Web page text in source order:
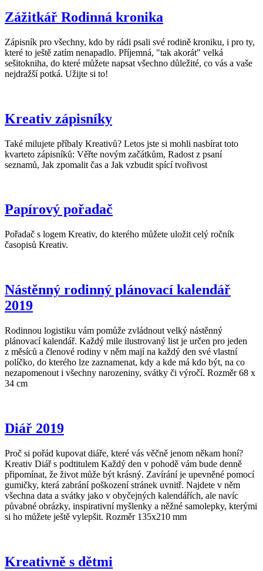
Zážitkář Rodinná kronika
Zápisník pro všechny, kdo by rádi psali své rodině kroniku, i pro ty,
které to ještě zatím nenapadlo. Příjemná, "tak akorát" velká
sešitokniha, do které můžete napsat všechno důležité, co vás a vaše
nejdražší potká. Užijte si to!
Kreativ zápisníky
Také milujete příbaly Kreativů? Letos jste si mohli nasbírat toto
kvarteto zápisníků: Věřte novým začátkům, Radost z psaní
seznamů, Jak zpomalit čas a Jak vzbudit spící tvořivost
Papírový pořadač
Pořadač s logem Kreativ, do kterého můžete uložit celý ročník
časopisů Kreativ.
Nástěnný rodinný plánovací kalendář
2019
Rodinnou logistiku vám pomůže zvládnout velký nástěnný
plánovací kalendář. Každý mile ilustrovaný list je určen pro jeden
z měsíců a členové rodiny v něm mají na každý den své vlastní
políčko, do kterého lze zaznamenat, kdy a kde má kdo být, na co
nezapomenout i všechny narozeniny, svátky či výročí. Rozměr 68 x
34 cm
Diář 2019
Proč si pořád kupovat diáře, které vás věčně jenom někam honí?
Kreativ Diář s podtitulem Každý den v pohodě vám bude denně
připomínat, že život může být krásný. Zavírání je upevněné pomocí
gumičky, která zabrání poškození stránek uvnitř. Najdete v něm
všechna data a svátky jako v obyčejných kalendářích, ale navíc
půvabné obrázky, inspirativní myšlenky a něžné samolepky, kterými
si ho můžete ještě vylepšit. Rozměr 135x210 mm
Kreativně s dětmi